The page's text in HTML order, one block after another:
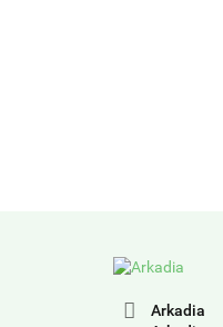
Arkadia